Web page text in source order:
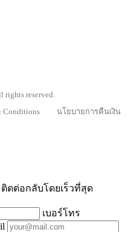
rights reserved.
Conditions นโยบายการคืนเงิน
ดต่อกลับโดยเร็วที่สุด
เบอร์โทร